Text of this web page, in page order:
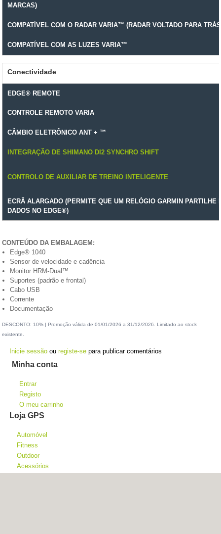
MARCAS)
COMPATÍVEL COM O RADAR VARIA™ (RADAR VOLTADO PARA
COMPATÍVEL COM AS LUZES VARIA™
Conectividade
EDGE® REMOTE
CONTROLE REMOTO VARIA
CÂMBIO ELETRÔNICO ANT + ™
INTEGRAÇÃO DE SHIMANO DI2 SYNCHRO SHIFT
CONTROLO DE AUXILIAR DE TREINO INTELIGENTE
ECRÃ ALARGADO (PERMITE QUE UM RELÓGIO GARMIN PARTILHE
DADOS NO EDGE®)
CONTEÚDO DA EMBALAGEM:
Edge® 1040
Sensor de velocidade e cadência
Monitor HRM-Dual™
Suportes (padrão e frontal)
Cabo USB
Corrente
Documentação
DESCONTO: 10% | Promoção válida de 01/01/2026 a 31/12/2026. Limitado ao stock
existente.
Inicie sessão ouregiste-se para publicar comentários
Minha conta
Entrar
Registo
O meu carrinho
Loja GPS
Automóvel
Fitness
Outdoor
Acessórios